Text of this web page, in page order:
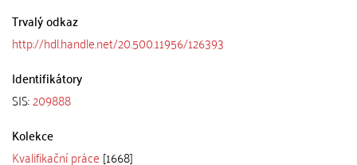
Trvalý odkaz
http://hdl.handle.net/20.500.11956/126393
Identifikátory
SIS:209888
Kolekce
Kvalifikační práce [1668]